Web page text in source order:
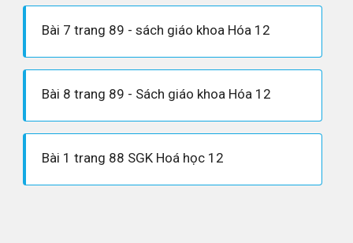
Bài 7 trang 89 - sách giáo khoa Hóa 12
Bài 8 trang 89 - Sách giáo khoa Hóa 12
Bài 1 trang 88 SGK Hoá học 12